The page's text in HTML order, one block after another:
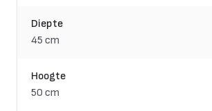
Diepte
45 cm
Hoogte
50 cm